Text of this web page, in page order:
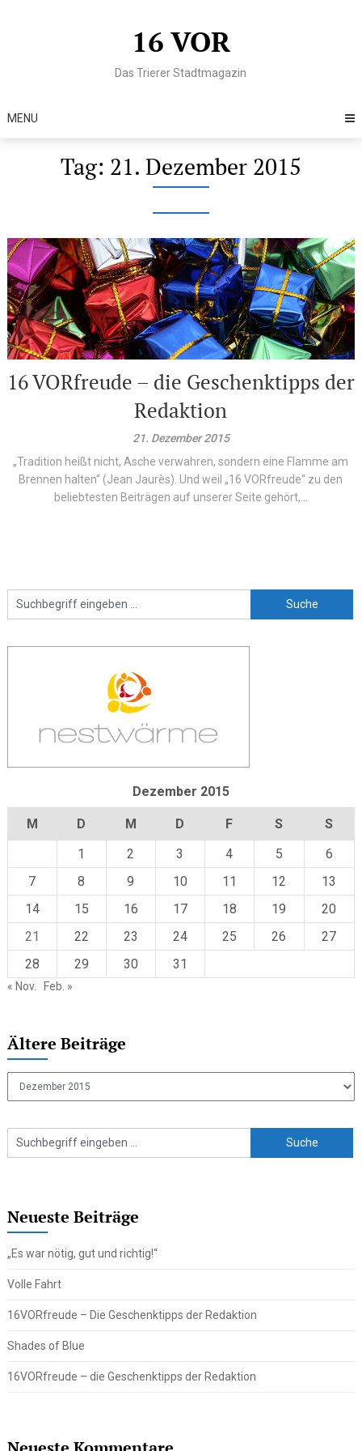
16 VOR
Das Trierer Stadtmagazin
MENU
Tag: 21. Dezember 2015
16 VORfreude – die Geschenktipps der
Redaktion
21. Dezember 2015
„Tradition heißt nicht, Asche verwahren, sondern eine Flamme am
Brennen halten“ (Jean Jaurès). Und weil „16 VORfreude“ zu den
beliebtesten Beiträgen auf unserer Seite gehört,...
Dezember 2015
M D M D F S
S
1
2 3 4 5
6
7
8 9 10 11 12
13
14
15 16 17 18 19
20
21
22 23 24 25 26
27
28
29 30 31
« Nov. Feb. »
Ältere Beiträge
Neueste Beiträge
„Es war nötig, gut und richtig!“
Volle Fahrt
16VORfreude – Die Geschenktipps der Redaktion
Shades of Blue
16VORfreude – die Geschenktipps der Redaktion